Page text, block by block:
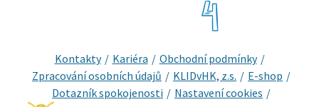
Kontakty Kariéra
Obchodní podmínky
Zpracování osobních údajů
KLIDvHK, z.s.
E-shop
Dotazník spokojenosti
Nastavení cookies